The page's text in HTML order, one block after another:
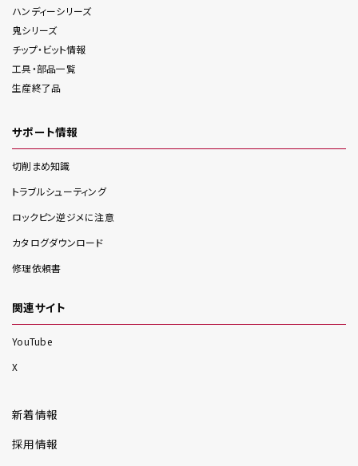
ハンディーシリーズ
鬼シリーズ
チップ・ビット情報
工具・部品一覧
生産終了品
サポート情報
切削まめ知識
トラブルシューティング
ロックピン逆ジメに注意
カタログダウンロード
修理依頼書
関連サイト
YouTube
X
新着情報
採用情報